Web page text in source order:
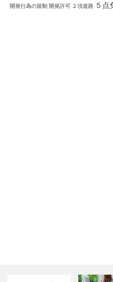
開発行為の規制 開発許可 ２項道路 ５点